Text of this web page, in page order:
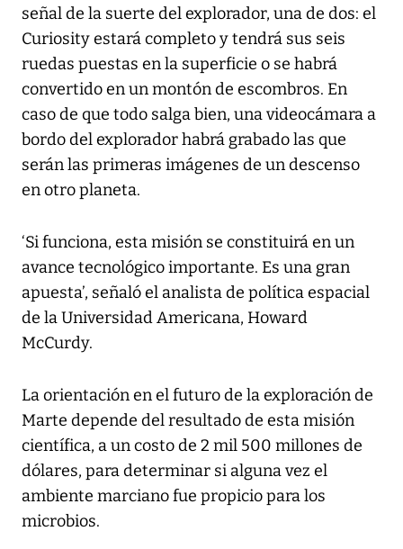
señal de la suerte del explorador, una de dos: el
Curiosity estará completo y tendrá sus seis
ruedas puestas en la superficie o se habrá
convertido en un montón de escombros. En
caso de que todo salga bien, una videocámara a
bordo del explorador habrá grabado las que
serán las primeras imágenes de un descenso
en otro planeta.
‘Si funciona, esta misión se constituirá en un
avance tecnológico importante. Es una gran
apuesta’, señaló el analista de política espacial
de la Universidad Americana, Howard
McCurdy.
La orientación en el futuro de la exploración de
Marte depende del resultado de esta misión
científica, a un costo de 2 mil 500 millones de
dólares, para determinar si alguna vez el
ambiente marciano fue propicio para los
microbios.